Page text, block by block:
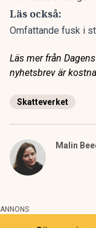
Läs också:
Omfattande fusk i
Läs mer från
nyhetsbrev är
Skatteverket
Malin
ANNONS